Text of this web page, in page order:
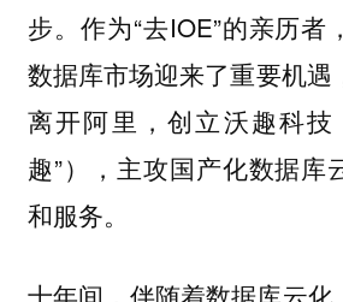
步。作为“去IOE”的亲历者
数据库市场迎来了重要机遇
离开阿里，创立沃趣科技
趣”），主攻国产化数据库
和服务。
十年间，伴随着数据库云